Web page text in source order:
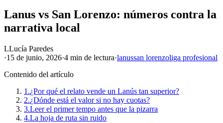
Lanus vs San Lorenzo: números contra la
narrativa local
LLucía Paredes
·15 de junio, 2026·4 min de lectura·lanussan lorenzoliga profesional
Contenido del artículo
1.¿Por qué el relato vende un Lanús tan superior?
2.¿Dónde está el valor si no hay cuotas?
3.Leer el primer tempo antes que la pizarra
4.La hoja de ruta sin ruido